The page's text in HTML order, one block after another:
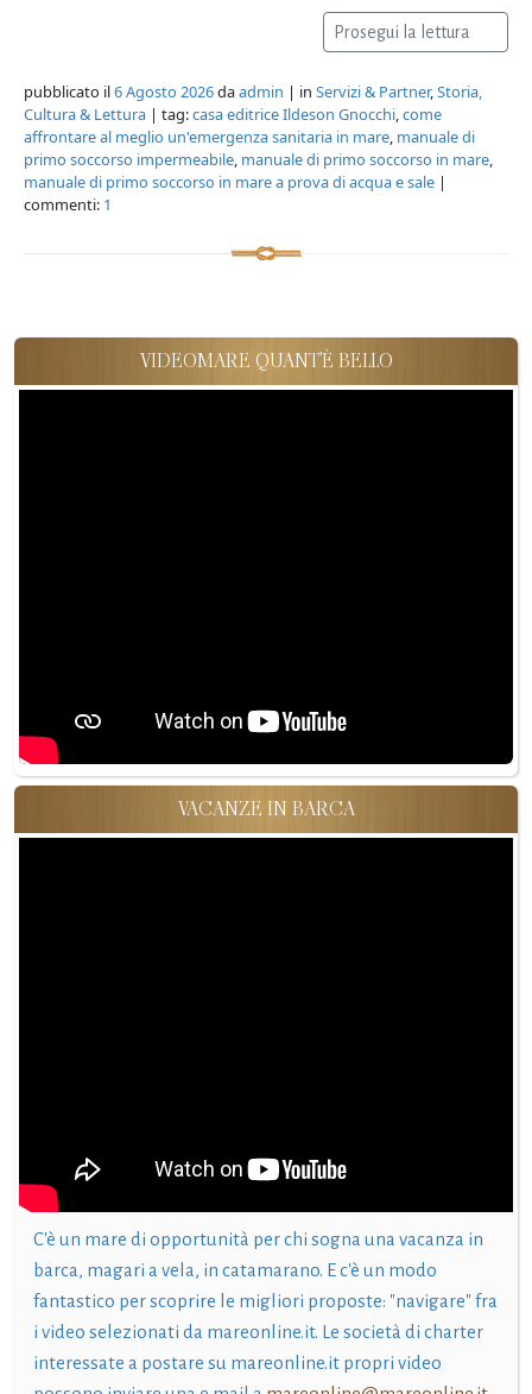
Prosegui la lettura
pubblicato il6 Agosto 2026daadmin | in Servizi & Partner,Storia,
Cultura & Lettura | tag:casa editrice Ildeson Gnocchi,come
affrontare al meglio un'emergenza sanitaria in mare, manuale di
primo soccorso impermeabile, manuale di primo soccorso in mare,
manuale di primo soccorso in mare a prova di acqua e sale |
commenti: 1
VIDEOMARE QUANT'È BELLO
VACANZE IN BARCA
C'è un mare di opportunità per chi sogna una vacanza in
barca, magari a vela, in catamarano. E c'è un modo
fantastico per scoprire le migliori proposte: "navigare" fra
i video selezionati da mareonline.it. Le società di charter
interessate a postare su mareonline.it propri video